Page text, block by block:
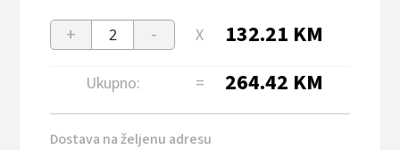
+ 2 - X 132.21 KM
Ukupno: = 264.42 KM
Dostava na željenu adresu